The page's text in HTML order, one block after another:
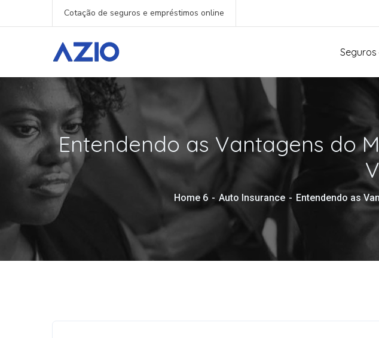
Cotação de seguros e empréstimos online
Seguros
Entendendo as Vantagens do
Home 6 Auto Insurance Entendendo as